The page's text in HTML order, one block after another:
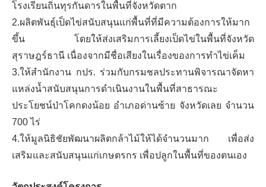
โรงเรียนถิ่นทุรกันดารในพื้นที่จังหวัดตาก
2.ผลิตพันธุ์เป็ดไข่สนับสนุนแก่พื้นที่ที่มีความต้องการให้มาก
ขึ้น โดยให้ส่งเสริมการเลี้ยงเป็ดไข่ในพื้นที่จังหวัด
สุราษฎร์ธานี เนื่องจากมีชื่อเสียงในเรื่องของการทำไข่เค็ม
3.ให้สำนักงาน กปร. ร่วมกับกรมชลประทานพิจารณาจัดหา
แหล่งน้ำสนับสนุนการดำเนินงานในพื้นที่สาธารณะ
ประโยชน์ป่าโคกดงน้อย อำเภอด่านซ้าย จังหวัดเลย จำนวน
700 ไร่
4.ให้มูลนิธิชัยพัฒนาผลิตกล้าไม้ให้ได้จำนวนมาก เพื่อส่ง
เสริมและสนับสนุนแก่เกษตรกร เพื่อปลูกในพื้นที่ของตนเอง